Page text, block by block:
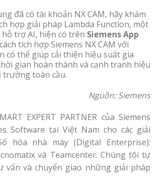
đã có tài khoản NX CAM, hãy khám
hợp giải pháp Lambda Function, một
trợ AI, hiện có trên Siemens App
tích hợp Siemens NX CAM với
có thể giúp cải thiện hiệu suất gia
gian hoàn thành và cạnh tranh hiệu
toàn cầu.
Nguồn: Siemens
EXPERT PARTNER của Siemens
Software tại Việt Nam cho các giải
hóa nhà máy (Digital Enterprise):
và Teamcenter. Chúng tôi tự
vấn và chuyển giao những giải pháp